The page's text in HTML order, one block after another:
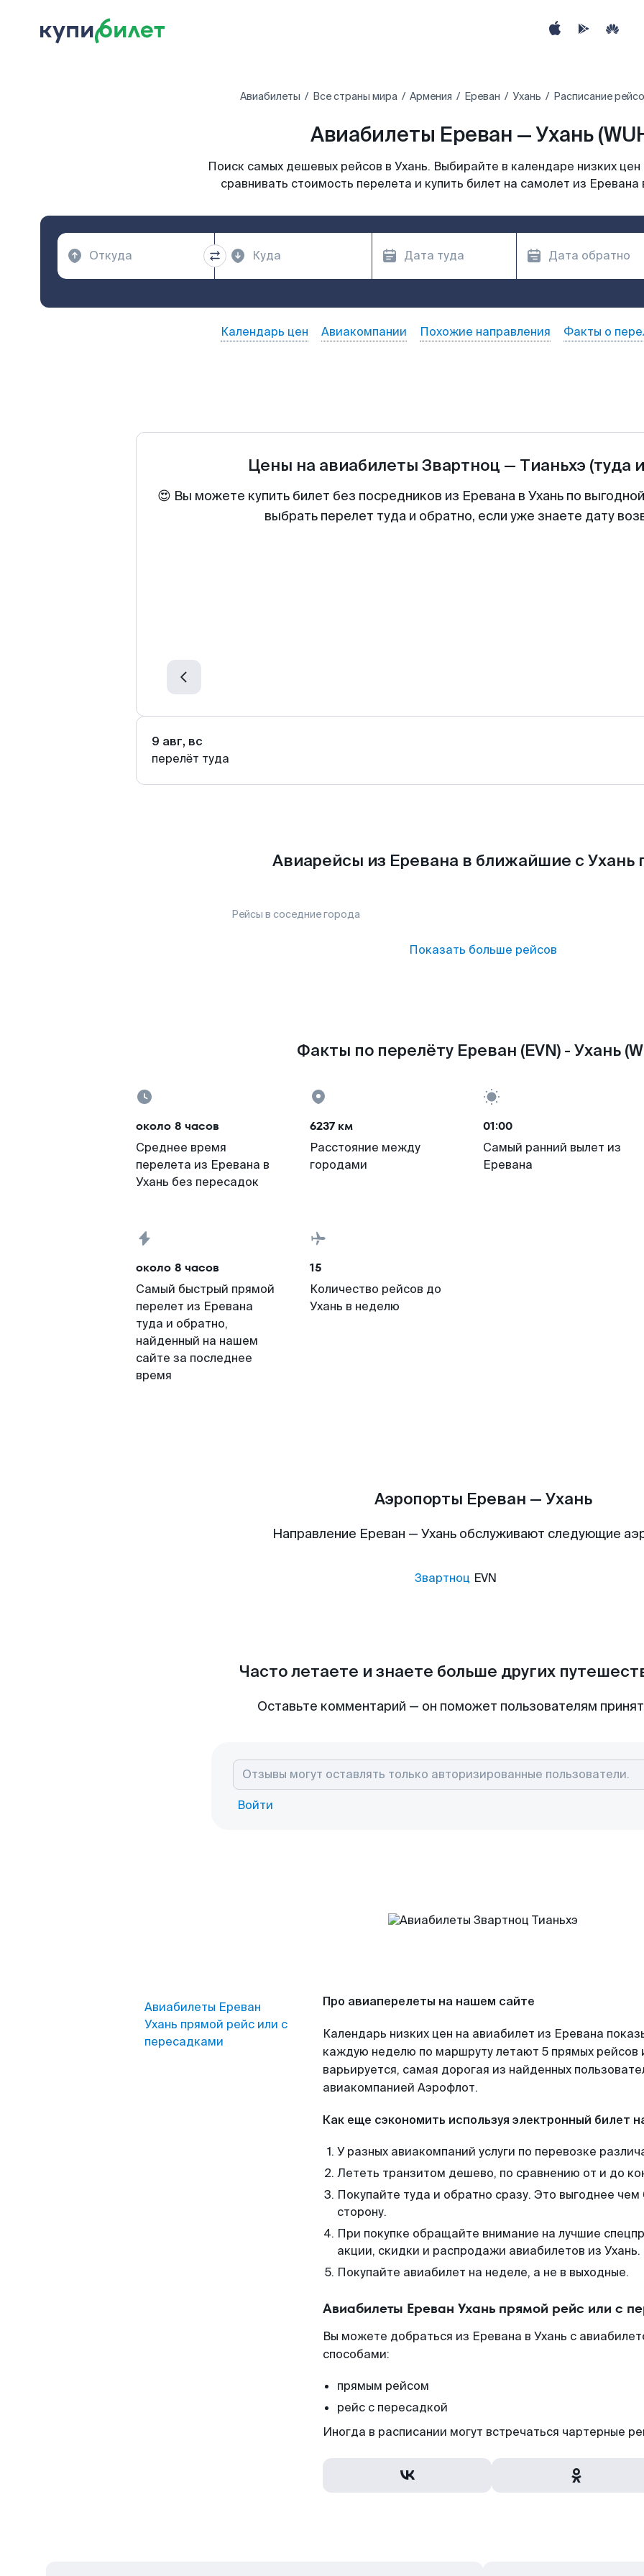
Авиабилеты Все страны мира Армения Ереван Ухань Расписание
Авиабилеты Ереван — Ухань
Поиск самых дешевых рейсов в Ухань. Выбирайте в календаре низких
сравнивать стоимость перелета и купить билет на самолет из Еревана
Календарь цен Авиакомпании Похожие направления Факты о
Цены на авиабилеты Звартноц — Тианьхэ (туда
😍 Вы можете купить билет без посредников из Еревана в Ухань по
выбрать перелет туда и обратно, если уже знаете дату
9 авг, вс
перелёт туда
Авиарейсы из Еревана в ближайшие с Ухань
Рейсы в соседние города
Показать больше рейсов
Факты по перелёту Ереван (EVN) - Ухань
около 8 часов
Среднее время
перелета из Еревана в
Ухань без пересадок
6237 км
Расстояние между
городами
01:00
Самый ранний вылет из
Еревана
около 8 часов
Самый быстрый прямой
перелет из Еревана
туда и обратно,
найденный на нашем
сайте за последнее
время
15
Количество рейсов до
Ухань в неделю
Аэропорты Ереван — Ухань
Направление Ереван — Ухань обслуживают следующие
Звартноц EVN
Часто летаете и знаете больше других
Оставьте комментарий — он поможет пользователям
Войти
Авиабилеты Ереван
Ухань прямой рейс или с
пересадками
Про авиаперелеты на нашем сайте
Календарь низких цен на авиабилет из Еревана
каждую неделю по маршруту летают 5 прямых рейсов
варьируется, самая дорогая из найденных
авиакомпанией Аэрофлот.
Как еще сэкономить используя электронный билет
У разных авиакомпаний услуги по перевозке
Лететь транзитом дешево, по сравнению от и до
Покупайте туда и обратно сразу. Это выгоднее
сторону.
При покупке обращайте внимание на лучшие
акции, скидки и распродажи авиабилетов из Ухань.
Покупайте авиабилет на неделе, а не в выходные.
Авиабилеты Ереван Ухань прямой рейс или с
Вы можете добраться из Еревана в Ухань с
способами:
прямым рейсом
рейс с пересадкой
Иногда в расписании могут встречаться чартерные